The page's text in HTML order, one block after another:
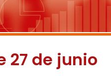
27 de junio